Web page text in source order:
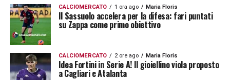
CALCIOMERCATO 1 ora ago Maria Floris
Il Sassuolo accelera per la difesa: fari puntati
su Zappa come primo obiettivo
CALCIOMERCATO 2 ore ago Maria Floris
Idea Fortini in Serie A! Il gioiellino viola proposto
a Cagliari e Atalanta